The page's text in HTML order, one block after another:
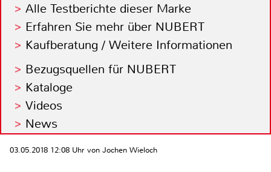
Alle Testberichte dieser Marke
Erfahren Sie mehr über NUBERT
Kaufberatung / Weitere Informationen
Bezugsquellen für NUBERT
Kataloge
Videos
News
03.05.2018 12:08 Uhr von Jochen Wieloch